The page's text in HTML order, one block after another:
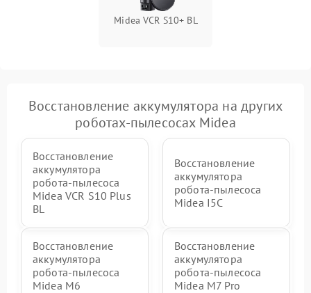
Midea VCR S10+ BL
Восстановление аккумулятора на других
роботах-пылесосах Midea
Восстановление
аккумулятора
робота-пылесоса
Midea VCR S10 Plus
BL
Восстановление
аккумулятора
робота-пылесоса
Midea I5C
Восстановление
аккумулятора
робота-пылесоса
Midea M6
Восстановление
аккумулятора
робота-пылесоса
Midea M7 Pro